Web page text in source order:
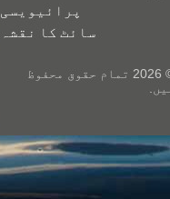
پرائیویسی
سائٹ کا نقشہ
© 2026 تمام حقوق محفوظ
ہیں.